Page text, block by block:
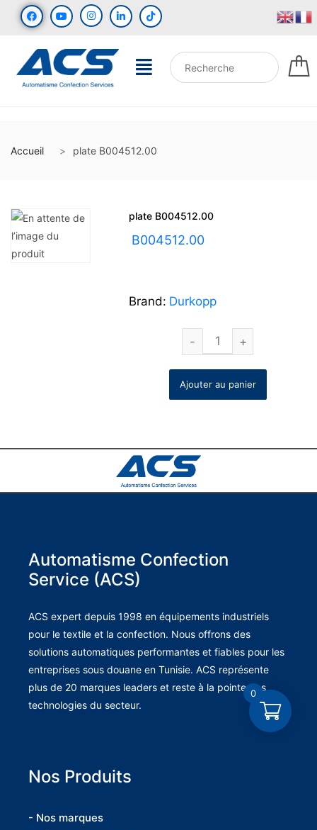
Accueil plate B004512.00
plate B004512.00
B004512.00
Brand: Durkopp
Ajouter au panier
Automatisme Confection
Service (ACS)
ACS expert depuis 1998 en équipements industriels
pour le textile et la confection. Nous offrons des
solutions automatiques performantes et fiables pour les
entreprises sous douane en Tunisie. ACS représente
plus de 20 marques leaders et reste à la pointe des
technologies du secteur.
Nos Produits
- Nos marques
0